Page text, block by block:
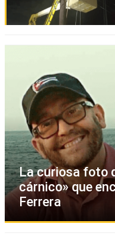
La curiosa foto
cárnico» que
Ferrera